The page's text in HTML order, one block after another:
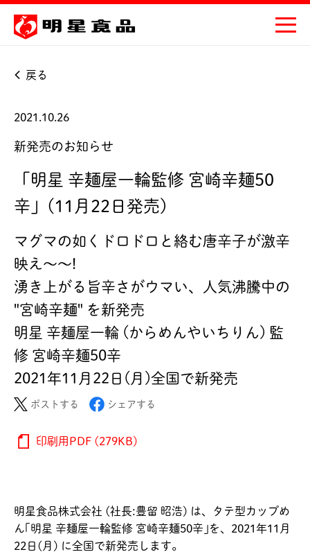
戻る
2021.10.26
新発売のお知らせ
「明星 辛麺屋一輪監修 宮崎辛麺50
辛」(11月22日発売)
マグマの如くドロドロと絡む唐辛子が激辛
映え～～!
湧き上がる旨辛さがウマい、人気沸騰中の
"宮崎辛麺" を新発売
明星 辛麺屋一輪 (からめんやいちりん) 監
修 宮崎辛麺50辛
2021年11月22日(月)全国で新発売
ポストする シェアする
印刷用PDF (279KB)
明星食品株式会社 (社長:豊留 昭浩) は、タテ型カップめ
ん｢明星 辛麺屋一輪監修 宮崎辛麺50辛｣を、2021年11月
22日(月) に全国で新発売します。